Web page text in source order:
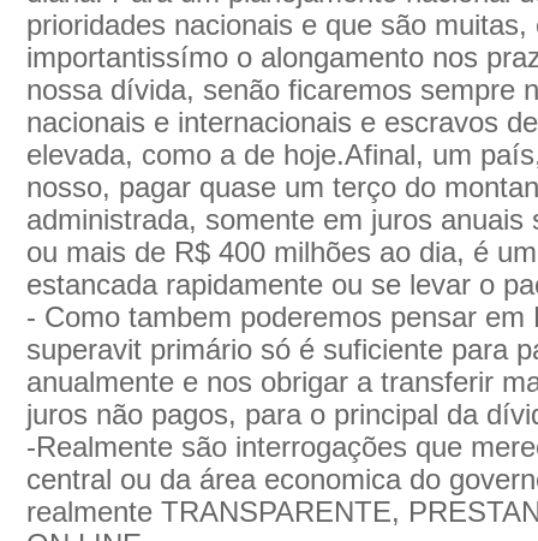
prioridades nacionais e que são
importantissímo o alongamento nos
nossa dívida, senão ficaremos sempre
nacionais e internacionais e escravos
elevada, como a de hoje.Afinal, um
nosso, pagar quase um terço do
administrada, somente em juros anuais
ou mais de R$ 400 milhões ao dia, é
estancada rapidamente ou se levar o
- Como tambem poderemos pensar
superavit primário só é suficiente para
anualmente e nos obrigar a transferir
juros não pagos, para o principal da
-Realmente são interrogações que
central ou da área economica do
realmente TRANSPARENTE,